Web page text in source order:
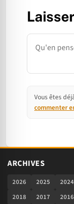
Commentaire
Vous êtes
commenter
ARCHIVES
2026 2025 2024
2018
2017 2016